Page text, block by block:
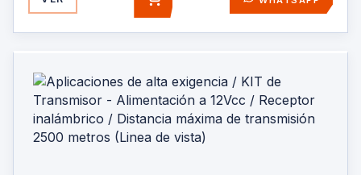
AGREGAR